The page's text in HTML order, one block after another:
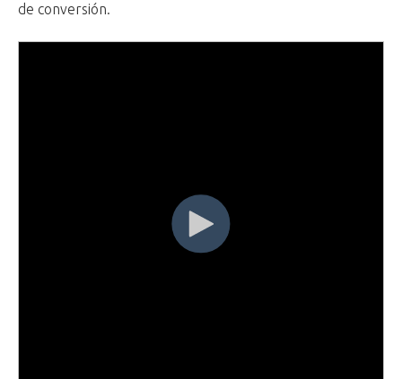
de conversión.